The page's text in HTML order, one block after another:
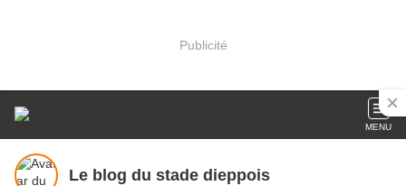
Publicité
MENU
Le blog du stade dieppois